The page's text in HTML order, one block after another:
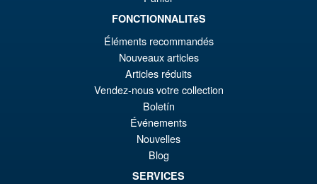
VORBESTELLUNGEN
S.H.Figuarts Demon Slayer
Kimetsu no Yaiba Zenitsu
Agatsuma Action Figure
FONCTIONNALITéS
Éléments recommandés
Nouveaux articles
Articles réduits
Vendez-nous votre collection
Boletín
Événements
Nouvelles
Blog
SERVICES